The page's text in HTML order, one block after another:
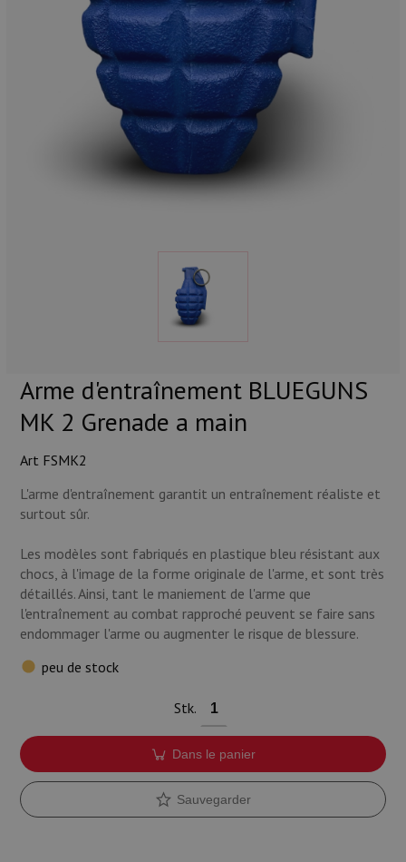
Arme d'entraînement BLUEGUNS
MK 2 Grenade a main
Art FSMK2
L'arme d'entraînement garantit un entraînement réaliste et
surtout sûr.
Les modèles sont fabriqués en plastique bleu résistant aux
chocs, à l'image de la forme originale de l'arme, et sont très
détaillés. Ainsi, tant le maniement de l'arme que
l'entraînement au combat rapproché peuvent se faire sans
endommager l'arme ou augmenter le risque de blessure.
peu de stock
Stk.
Dans le panier
Sauvegarder
Lampes et accessoires